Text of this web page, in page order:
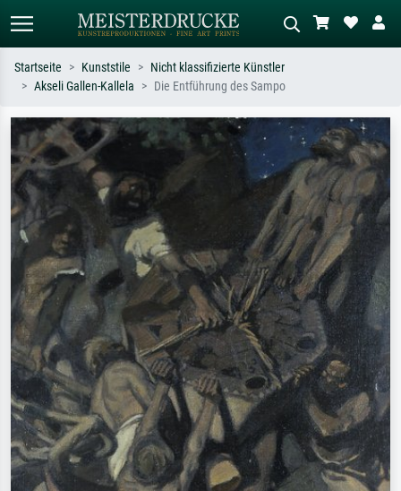
Suchen Sie nach Künstlern, Werktiteln
oder Stilen – z.B. Monet,
Sternennacht, Impressionismus, Welle
Hokusai, Akt.
Beschreiben Sie die Szene – z.B. Grüne
Wiese, Abstrakt mit viel Rot, Dunkles
Ölgemälde, Stehender Akt neben einem
Baum.
Startseite Kunststile
Nicht klassifizierte Künstler
Akseli Gallen-Kallela
Die Entführung des Sampo